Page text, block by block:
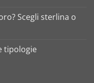
Scegli sterlina o
tipologie